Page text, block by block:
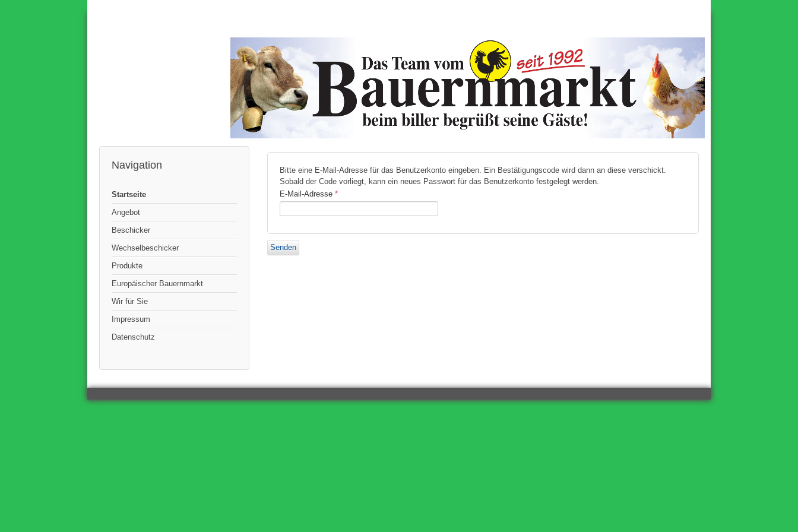
Navigation
Startseite
Angebot
Beschicker
Wechselbeschicker
Produkte
Europäischer Bauernmarkt
Wir für Sie
Impressum
Datenschutz
Bitte eine E-Mail-Adresse für das Benutzerkonto eingeben. Ein Bestätigungscode wird dann an diese verschickt.
Sobald der Code vorliegt, kann ein neues Passwort für das Benutzerkonto festgelegt werden.
E-Mail-Adresse*
Senden